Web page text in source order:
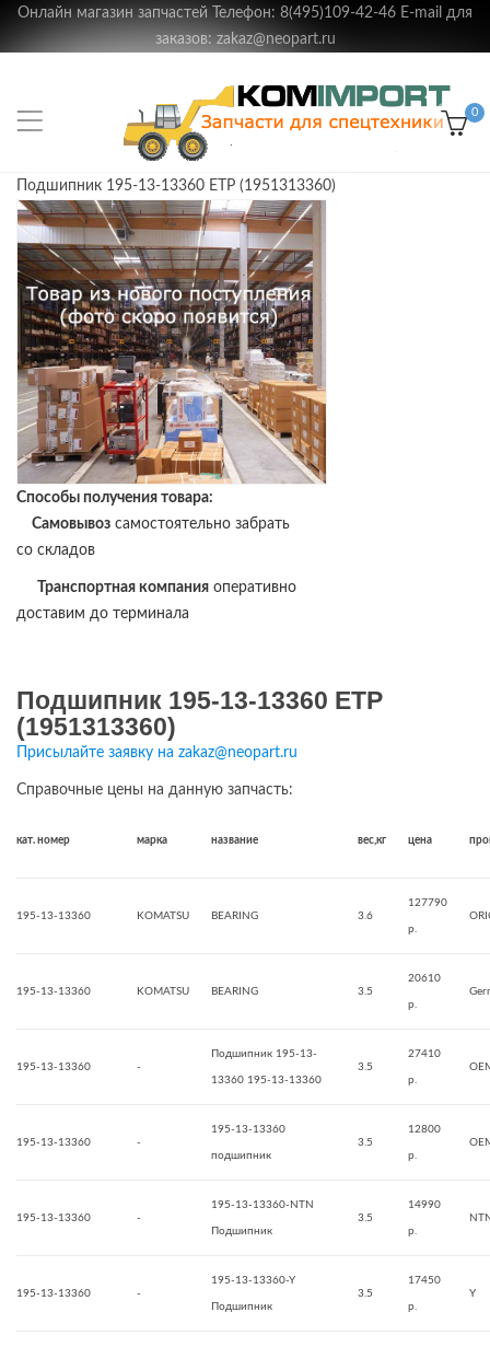
Онлайн магазин запчастей Телефон: 8(495)109-42-46 E-mail для
заказов: zakaz@neopart.ru
0
Подшипник 195-13-13360 ETP (1951313360)
Способы получения товара:
Самовывоз самостоятельно забрать
со складов
Транспортная компания оперативно
доставим до терминала
Подшипник 195-13-13360 ETP
(1951313360)
Присылайте заявку на zakaz@neopart.ru
Справочные цены на данную запчасть:
кат. номер марка название вес,кг цена
195-13-13360 KOMATSU BEARING 3.6
127790
р.
195-13-13360 KOMATSU BEARING 3.5
20610
р.
195-13-13360 -
Подшипник 195-13-
13360 195-13-13360
3.5
27410
р.
195-13-13360 -
195-13-13360
подшипник
3.5
12800
р.
195-13-13360 -
195-13-13360-NTN
Подшипник
3.5
14990
р.
195-13-13360 -
195-13-13360-Y
Подшипник
3.5
17450
р.
Y